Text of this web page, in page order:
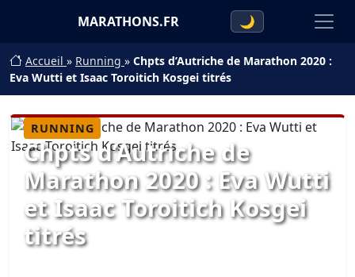
MARATHONS.FR 🌙
Accueil » Running » Chpts d’Autriche de Marathon 2020 :
Eva Wutti et Isaac Toroitich Kosgei titrés
RUNNING
Chpts d’Autriche de
Marathon 2020 : Eva Wutti
et Isaac Toroitich Kosgei
titrés